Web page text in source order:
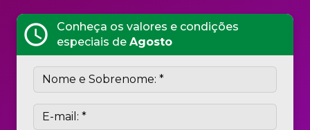
schedule
Conheça os valores e condições
especiais de Agosto